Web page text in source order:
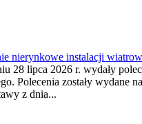
nierynkowe instalacji
28 lipca 2026 r. wydały
Polecenia zostały
z dnia...